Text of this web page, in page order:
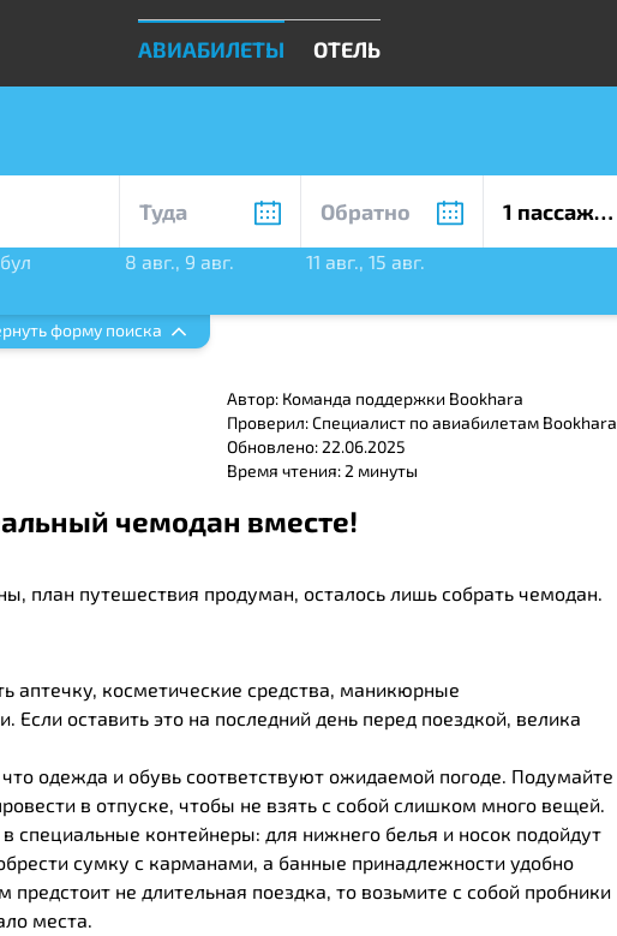
АВИАБИЛЕТЫ ОТЕЛЬ
8 авг., 9 авг. 11 авг.,15 авг.
1 пассажир
форму поиска
Автор: Команда поддержки Bookhara
Проверил: Специалист по авиабилетам Bookhara
Обновлено: 22.06.2025
Время чтения: 2 минуты
чемодан вместе!
план путешествия продуман, осталось лишь собрать чемодан.
аптечку, косметические средства, маникюрные
оставить это на последний день перед поездкой, велика
одежда и обувь соответствуют ожидаемой погоде. Подумайте
в отпуске, чтобы не взять с собой слишком много вещей.
специальные контейнеры: для нижнего белья и носок подойдут
сумку с карманами, а банные принадлежности удобно
не длительная поездка, то возьмите с собой пробники
места.